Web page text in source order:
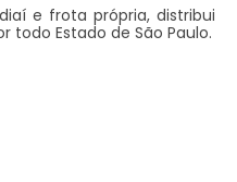
e frota própria, distribui
todo Estado de São Paulo.